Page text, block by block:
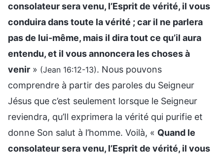
consolateur sera venu, l’Esprit de vérité, il vous
conduira dans toute la vérité ; car il ne parlera
pas de lui-même, mais il dira tout ce qu’il aura
entendu, et il vous annoncera les choses à
venir » (Jean 16:12-13). Nous pouvons
comprendre à partir des paroles du Seigneur
Jésus que c’est seulement lorsque le Seigneur
reviendra, qu’Il exprimera la vérité qui purifie et
donne Son salut à l’homme. Voilà, « Quand le
consolateur sera venu, l’Esprit de vérité, il vous